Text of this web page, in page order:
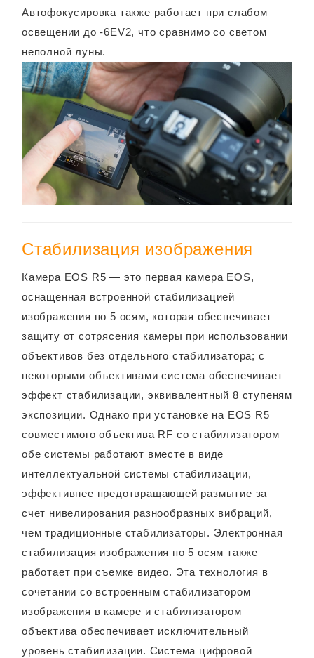
Автофокусировка также работает при слабом
освещении до -6EV2, что сравнимо со светом
неполной луны.
Стабилизация изображения
Камера EOS R5 — это первая камера EOS,
оснащенная встроенной стабилизацией
изображения по 5 осям, которая обеспечивает
защиту от сотрясения камеры при использовании
объективов без отдельного стабилизатора; с
некоторыми объективами система обеспечивает
эффект стабилизации, эквивалентный 8 ступеням
экспозиции. Однако при установке на EOS R5
совместимого объектива RF со стабилизатором
обе системы работают вместе в виде
интеллектуальной системы стабилизации,
эффективнее предотвращающей размытие за
счет нивелирования разнообразных вибраций,
чем традиционные стабилизаторы. Электронная
стабилизация изображения по 5 осям также
работает при съемке видео. Эта технология в
сочетании со встроенным стабилизатором
изображения в камере и стабилизатором
объектива обеспечивает исключительный
уровень стабилизации. Система цифровой